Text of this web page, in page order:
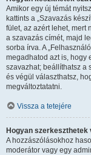
Amikor egy új témát
kattints a „Szavazás
fület, az azért lehet, mert
a szavazás címét, majd
sorba írva. A
megadhatod azt is, hogy
szavazhat; beállíthatsz a
és végül választhatsz,
megváltoztatatni.
Vissza a tetejére
Hogyan
A hozzászólásokhoz
moderátor vagy egy